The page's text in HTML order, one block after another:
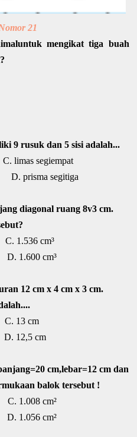
21
mengikat tiga buah
9 rusuk dan 5 sisi adalah...
segiempat
segitiga
diagonal ruang 8v3 cm.
cm³
cm³
12 cm x 4 cm x 3 cm.
cm
cm
cm,lebar=12 cm dan
balok tersebut !
cm²
cm²